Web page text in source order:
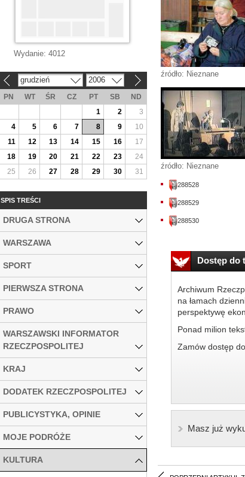
źródło: Nieznane
źródło: Nieznane
288528
288529
288530
Dostęp do
Archiwum
na łamach
perspektywę
Ponad milion
Zamów dostęp
Masz już
Wydanie: 4012
grudzień 2006
PN WT ŚR CZ PT SB
ND
1
2
3
4
5 6 7 8 9
10
11
12 13 14 15 16
17
18
19 20 21 22 23
24
25
26 27 28 29 30 31
SPIS TREŚCI
DRUGA STRONA
WARSZAWA
SPORT
PIERWSZA STRONA
PRAWO
WARSZAWSKI INFORMATOR
RZECZPOSPOLITEJ
KRAJ
DODATEK RZECZPOSPOLITEJ
PUBLICYSTYKA, OPINIE
MOJE PODRÓŻE
KULTURA